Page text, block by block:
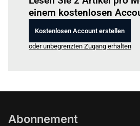
einem kostenlosen
Kostenlosen Account erstellen
oder unbegrenzten Zugang erhalten
Abonnement